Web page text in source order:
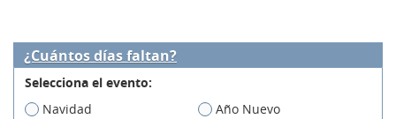
¿Cuántos días faltan?
Selecciona el evento:
Navidad
Año Nuevo